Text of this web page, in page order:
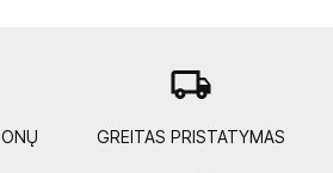
local_shipping
GREITAS PRISTATYMAS